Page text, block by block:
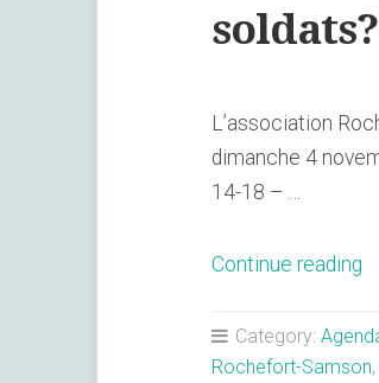
soldats?
L’association
dimanche 4
14-18 – …
Continue reading
Category:
Rochefort-Samson,